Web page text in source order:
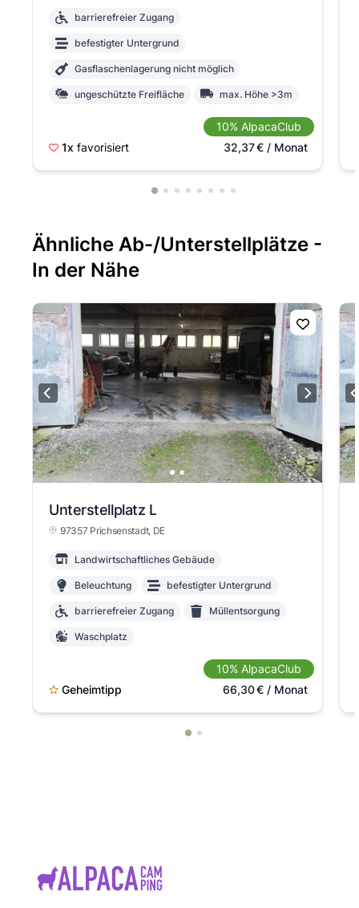
barrierefreier Zugang
befestigter Untergrund
Gasflaschenlagerung nicht möglich
ungeschützte Freifläche max. Höhe >3m
ohne Zugangsbeschränkung
versicherungspflichtig
1x favorisiert
10% AlpacaClub
32,37€/ Monat
Ähnliche Ab-/Unterstellplätze -
In der Nähe
Unterstellplatz L
97357 Prichsenstadt, DE
Landwirtschaftliches Gebäude
Beleuchtung befestigter Untergrund
barrierefreier Zugang Müllentsorgung
Waschplatz
Gasflaschenlagerung nicht möglich
max. Höhe 3m L = bis 7,00 x 3,00 m
Anmeldung beim Vermieter notwendig
Geheimtipp
10% AlpacaClub
66,30€/ Monat